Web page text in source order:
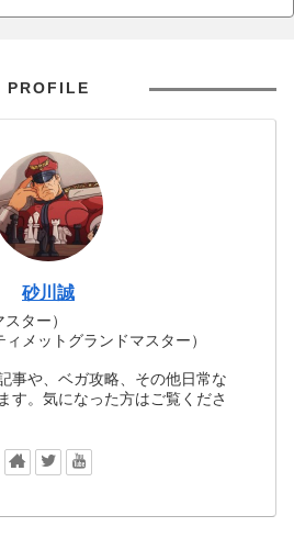
PROFILE
砂川誠
ター）
メットグランドマスター）
事や、ベガ攻略、その他日常な
す。気になった方はご覧くださ